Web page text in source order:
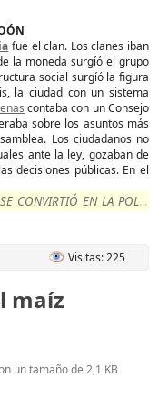
fue el clan. Los clanes iban
la moneda surgíó el grupo
social surgíó la figura
la ciudad con un sistema
contaba con un Consejo
sobre los asuntos más
Los ciudadanos no
ante la ley, gozaban de
decisiones públicas. En el
CONVIRTIÓ EN LA POLIS
Visitas: 225
maíz
un tamaño de 2,1 KB